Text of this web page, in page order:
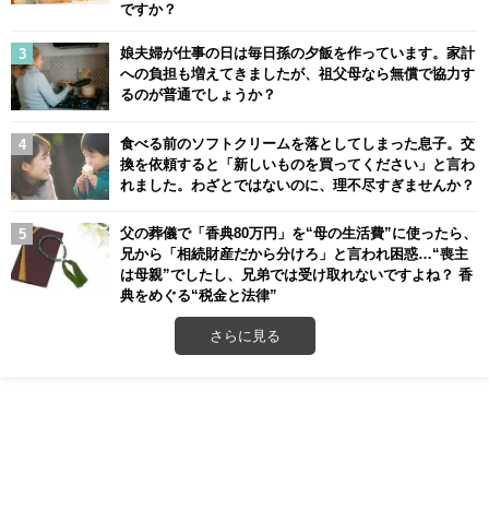
ですか？
娘夫婦が仕事の日は毎日孫の夕飯を作っています。家計
への負担も増えてきましたが、祖父母なら無償で協力す
るのが普通でしょうか？
食べる前のソフトクリームを落としてしまった息子。交
換を依頼すると「新しいものを買ってください」と言わ
れました。わざとではないのに、理不尽すぎませんか？
父の葬儀で「香典80万円」を“母の生活費”に使ったら、
兄から「相続財産だから分けろ」と言われ困惑…“喪主
は母親”でしたし、兄弟では受け取れないですよね？ 香
典をめぐる“税金と法律”
さらに見る